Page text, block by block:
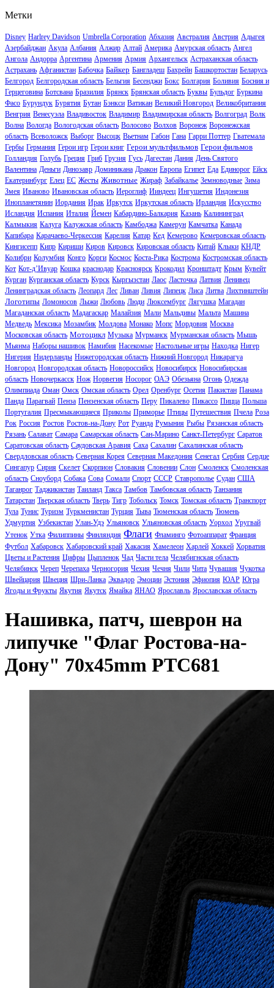
Метки
Disney Harlrey Davidson Umbrella Corporation Абхазия Австралия Австрия Адыгея
Азербайджан Акула Албания Алжир Алтай Америка Амурская область Ангел
Ангола Андорра Аргентина Армения Армия Архангельск Астраханская область
Астрахань Афганистан Бабочка Байкер Бангладеш Бахрейн Башкортостан Беларусь
Белгород Белгородская область Бельгия Бесенджи Бокс Болгария Боливия Босния и
Герцеговина Ботсвана Бразилия Брянск Брянская область Буквы Бульдог Буркина
Фасо Бурундук Бурятия Бутан Бэнкси Ватикан Великий Новгород Великобритания
Венгрия Венесуэла Владивосток Владимир Владимирская область Волгоград Волк
Волна Вологда Вологодская область Волосово Волхов Воронеж Воронежская
область Всеволожск Выборг Высоцк Вьетнам Габон Гана Гарри Поттер Гватемала
Гербы Германия Герои игр Герои книг Герои мультфильмов Герои фильмов
Голландия Голубь Греция Гриб Грузия Гусь Дагестан Дания День Святого
Валентина Деньги Динозавр Доминикана Дракон Европа Египет Еда Единорог Ейск
Екатеринбург Елец ЕС Жесты Животные Жираф Забайкалье Земноводные Зима
Змея Иваново Ивановская область Иероглиф Ииндеец Ингушетия Индонезия
Инопланетянин Иордания Ирак Иркутск Иркутская область Ирландия Искусство
Исландия Испания Италия Йемен Кабардино-Балкария Казань Калининград
Калмыкия Калуга Калужская область Камбоджа Камерун Камчатка Канада
Капибара Карачаево-Черкессия Карелия Катар Кед Кемерово Кемеровская область
Кингисепп Кипр Кириши Киров Кировск Кировская область Китай Клыки КНДР
Колибри Колумбия Конго Корги Космос Коста-Рика Кострома Костромская область
Кот Кот-д’Ивуар Кошка краснодар Красноярск Крокодил Кронштадт Крым Кувейт
Курган Курганская область Курск Кыргызстан Лаос Ласточка Латвия Ленивец
Ленинградская область Леопард Лес Ливан Ливия Липецк Лиса Литва Лихтинштейн
Логотипы Ломоносов Лыжи Любовь Люди Люксембург Лягушка Магадан
Магаданская область Мадагаскар Малайзия Мали Мальдивы Мальта Машина
Медведь Мексика Мозамбик Молдова Монако Мопс Мордовия Москва
Московская область Мотоцикл Музыка Мурманск Мурманская область Мышь
Мьянма Наборы нашивок Намибия Насекомые Настольные игры Находка Нигер
Нигерия Нидерланды Нижегородская область Нижний Новгород Никарагуа
Новгород Новгородская область Новороссийск Новосибирск Новосибирская
область Новочеркасск Нож Норвегия Носорог ОАЭ Обезьяна Огонь Одежда
Олимпиада Оман Омск Омская область Орел Оренбург Осетия Пакистан Панама
Панда Парагвай Пенза Пензенская область Перу Пикалево Пикассо Пицца Польша
Португалия Пресмыкающиеся Приколы Приморье Птицы Путешествия Пчела Роза
Рок Россия Ростов Ростов-на-Дону Рот Руанда Румыния Рыбы Рязанская область
Рязань Салават Самара Самарская область Сан-Марино Санкт-Петербург Саратов
Саратовская область Саудовская Аравия Саха Сахалин Сахалинская область
Свердловская область Северная Корея Северная Македония Сенегал Сербия Сердце
Сингапур Сирия Скелет Скорпион Словакия Словении Слон Смоленск Смоленская
область Сноуборд Собака Сова Сомали Спорт СССР Ставрополье Судан США
Таганрог Таджикистан Таиланд Такса Тамбов Тамбовская область Танзания
Татарстан Тверская область Тверь Тигр Тобольск Томск Томская область Транспорт
Тула Тунис Туризм Туркменистан Турция Тыва Тюменская область Тюмень
Удмуртия Узбекистан Улан-Удэ Ульяновск Ульяновская область Уорхол Уругвай
Утенок Утка Филиппины Финляндия Флаги Фламинго Фотоаппарат Франция
Футбол Хабаровск Хабаровский край Хакасия Хамелеон Харлей Хоккей Хорватия
Цветы и Растения Цифры Цыпленок Чад Части тела Челябигнская область
Челябинск Череп Черепаха Черногория Чехия Чечня Чили Чита Чувашия Чукотка
Швейцария Швеция Шри-Ланка Эквадор Эмоции Эстония Эфиопия ЮАР Югра
Ягоды и Фрукты Якутия Якутск Ямайка ЯНАО Ярославль Ярославская область
Нашивка, патч, шеврон на
липучке "Флаг Ростова-на-
Дону" 70x45mm PTC681